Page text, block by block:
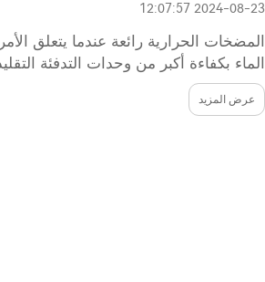
2024-08-23 12:07:57
المضخات الحرارية رائعة عندما يتعلق
الماء بكفاءة أكبر من وحدات التدفئة
المناسبة للتدفئة أو التبريد ...
عرض المزيد